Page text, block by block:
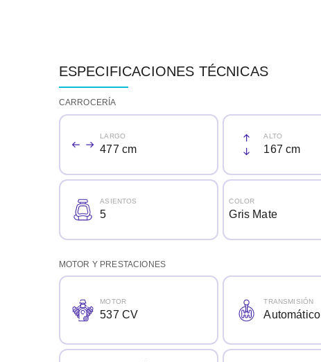
ESPECIFICACIONES TÉCNICAS
CARROCERÍA
LARGO
477 cm
ALTO
167 cm
ASIENTOS
5
COLOR
Gris Mate
MOTOR Y PRESTACIONES
MOTOR
537 CV
TRANSMISIÓN
Automático